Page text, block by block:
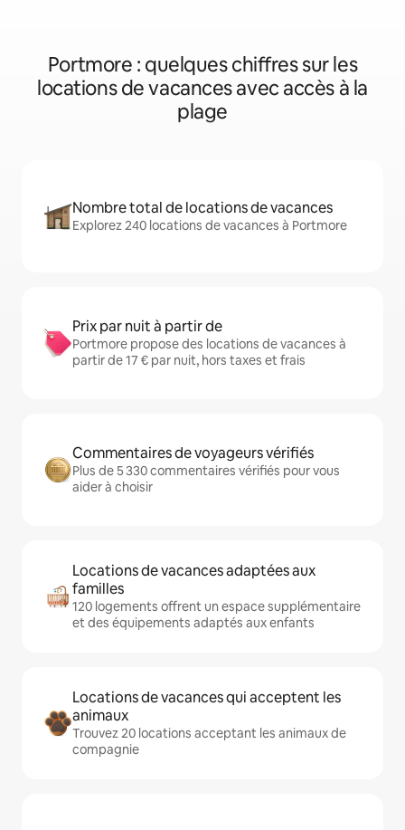
Portmore : quelques chiffres sur les
locations de vacances avec accès à la
plage
Nombre total de locations de vacances
Explorez 240 locations de vacances à Portmore
Prix par nuit à partir de
Portmore propose des locations de vacances à
partir de 17 € par nuit, hors taxes et frais
Commentaires de voyageurs vérifiés
Plus de 5 330 commentaires vérifiés pour vous
aider à choisir
Locations de vacances adaptées aux
familles
120 logements offrent un espace supplémentaire
et des équipements adaptés aux enfants
Locations de vacances qui acceptent les
animaux
Trouvez 20 locations acceptant les animaux de
compagnie